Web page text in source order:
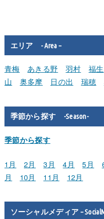
エリア - Area –
青梅 あきる野 羽村 福生
山
奥多摩 日の出 瑞穂
季節から探す -Season-
季節から探す
1月 2月 3月 4月 5月
月
10月 11月 12月
ソーシャルメディア –